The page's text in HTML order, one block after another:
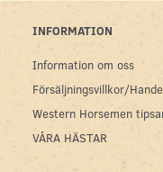
INFORMATION
Information om oss
Försäljningsvillkor/
Western Horsemen
VÅRA HÄSTAR